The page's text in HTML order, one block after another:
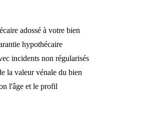
adossé à votre bien
hypothécaire
incidents non régularisés
la valeur vénale du bien
l'âge et le profil